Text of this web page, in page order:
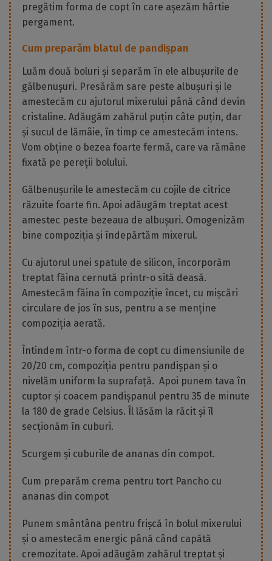
pregătim forma de copt în care așezăm hârtie
pergament.
Cum preparăm blatul de pandișpan
Luăm două boluri și separăm în ele albușurile de
gălbenușuri. Presărăm sare peste albușuri și le
amestecăm cu ajutorul mixerului până când devin
cristaline. Adăugăm zahărul puțin câte puțin, dar
și sucul de lămâie, în timp ce amestecăm intens.
Vom obține o bezea foarte fermă, care va rămâne
fixată pe pereții bolului.
Gălbenușurile le amestecăm cu cojile de citrice
răzuite foarte fin. Apoi adăugăm treptat acest
amestec peste bezeaua de albușuri. Omogenizăm
bine compoziția și îndepărtăm mixerul.
Cu ajutorul unei spatule de silicon, încorporăm
treptat făina cernută printr-o sită deasă.
Amestecăm făina în compoziție încet, cu mișcări
circulare de jos în sus, pentru a se menține
compoziția aerată.
Întindem într-o forma de copt cu dimensiunile de
20/20 cm, compoziția pentru pandișpan și o
nivelăm uniform la suprafață. Apoi punem tava în
cuptor și coacem pandișpanul pentru 35 de minute
la 180 de grade Celsius. Îl lăsăm la răcit și îl
secționăm în cuburi.
Scurgem și cuburile de ananas din compot.
Cum preparăm crema pentru tort Pancho cu
ananas din compot
Punem smântâna pentru frișcă în bolul mixerului
și o amestecăm energic până când capătă
cremozitate. Apoi adăugăm zahărul treptat și